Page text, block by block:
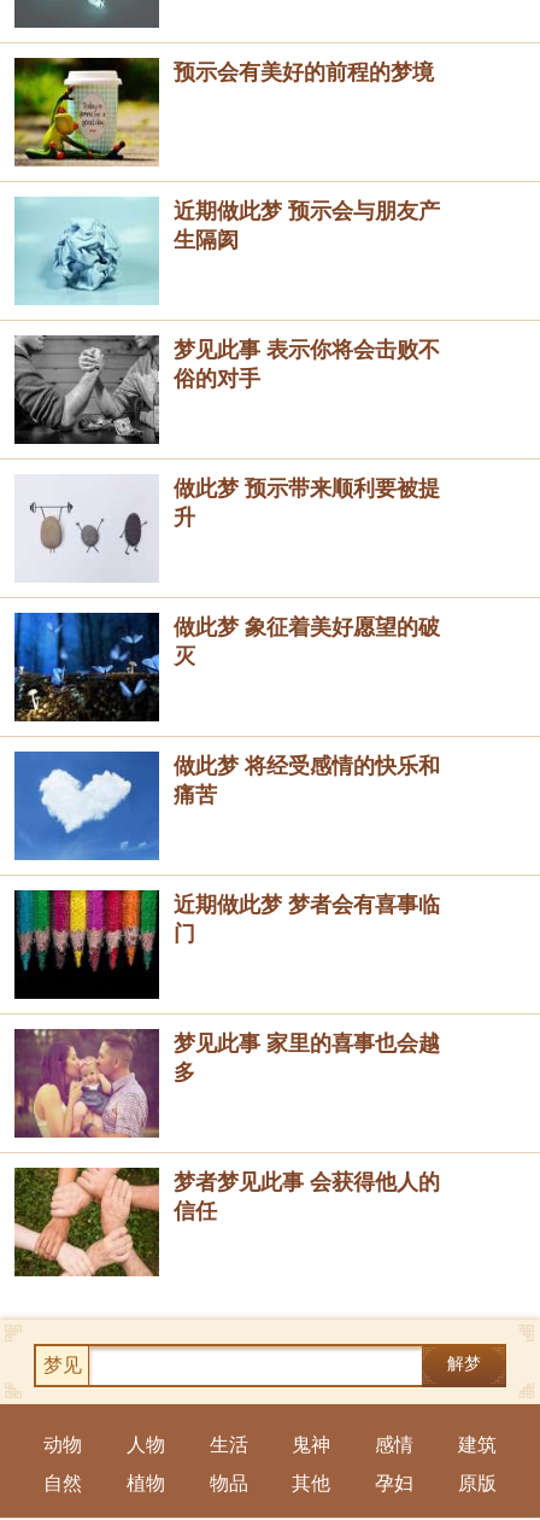
预示会有美好的前程的梦境
近期做此梦 预示会与朋友产
生隔阂
梦见此事 表示你将会击败不
俗的对手
做此梦 预示带来顺利要被提
升
做此梦 象征着美好愿望的破
灭
做此梦 将经受感情的快乐和
痛苦
近期做此梦 梦者会有喜事临
门
梦见此事 家里的喜事也会越
多
梦者梦见此事 会获得他人的
信任
梦见 解梦
动物 人物 生活 鬼神 感情
建筑
自然
植物 物品 其他 孕妇 原版